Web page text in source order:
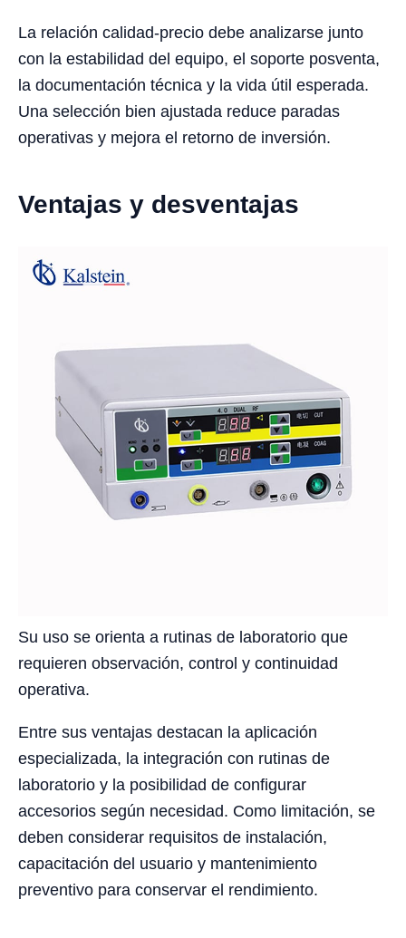
La relación calidad-precio debe analizarse junto
con la estabilidad del equipo, el soporte posventa,
la documentación técnica y la vida útil esperada.
Una selección bien ajustada reduce paradas
operativas y mejora el retorno de inversión.
Ventajas y desventajas
Su uso se orienta a rutinas de laboratorio que
requieren observación, control y continuidad
operativa.
Entre sus ventajas destacan la aplicación
especializada, la integración con rutinas de
laboratorio y la posibilidad de configurar
accesorios según necesidad. Como limitación, se
deben considerar requisitos de instalación,
capacitación del usuario y mantenimiento
preventivo para conservar el rendimiento.